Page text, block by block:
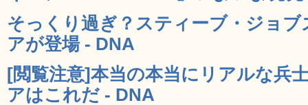
そっくり過ぎ？スティーブ・ジョ
アが登場 - DNA
[閲覧注意]本当の本当にリアルな兵
アはこれだ - DNA